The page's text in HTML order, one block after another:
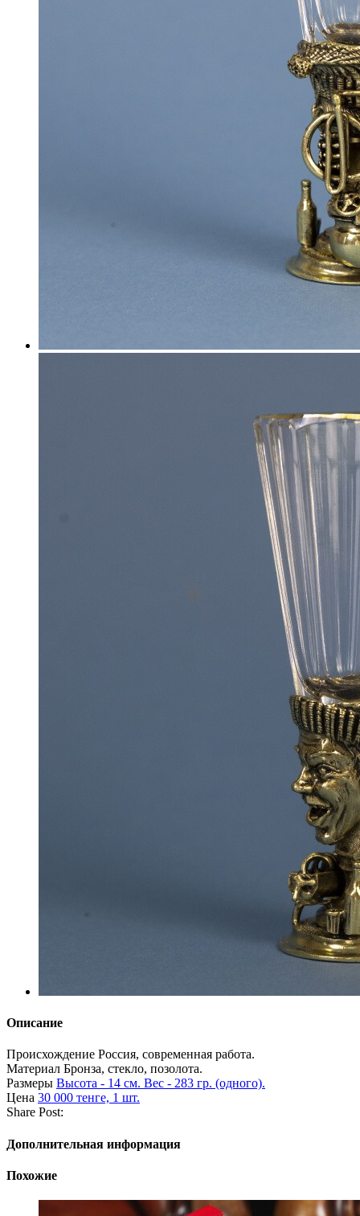
Описание
Происхождение Россия, современная работа.
Материал Бронза, стекло, позолота.
Размеры Высота - 14 см. Вес - 283 гр. (одного).
Цена 30 000 тенге, 1 шт.
Share Post:
Дополнительная информация
Похожие